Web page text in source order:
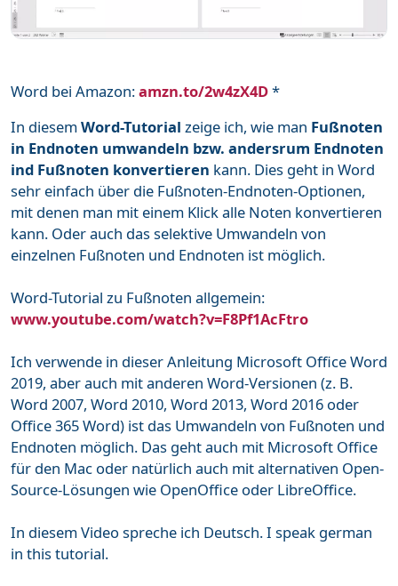
Word bei Amazon:amzn.to/2w4zX4D*
In diesemWord-Tutorial zeige ich, wie man Fußnoten
in Endnoten umwandeln bzw. andersrum Endnoten
ind Fußnoten konvertieren kann. Dies geht in Word
sehr einfach über die Fußnoten-Endnoten-Optionen,
mit denen man mit einem Klick alle Noten konvertieren
kann. Oder auch das selektive Umwandeln von
einzelnen Fußnoten und Endnoten ist möglich.
Word-Tutorial zu Fußnoten allgemein:
www.youtube.com/watch?v=F8Pf1AcFtro
Ich verwende in dieser Anleitung Microsoft Office Word
2019, aber auch mit anderen Word-Versionen (z. B.
Word 2007, Word 2010, Word 2013, Word 2016 oder
Office 365 Word) ist das Umwandeln von Fußnoten und
Endnoten möglich. Das geht auch mit Microsoft Office
für den Mac oder natürlich auch mit alternativen Open-
Source-Lösungen wie OpenOffice oder LibreOffice.
In diesem Video spreche ich Deutsch. I speak german
in this tutorial.